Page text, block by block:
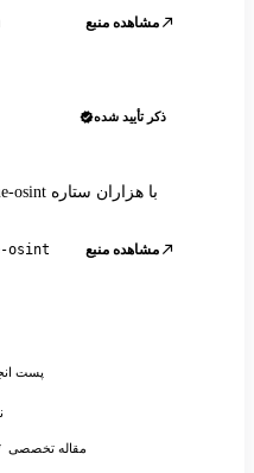
مشاهده منبع
ذکر تأیید شده
osint مشاهده منبع
پست
مقاله تخصصی